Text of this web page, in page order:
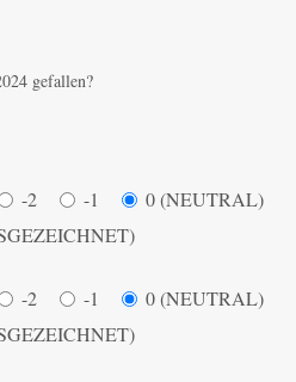
gefallen?
-2 -1
0 (NEUTRAL)
-2 -1
0 (NEUTRAL)